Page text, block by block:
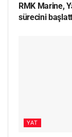
RMK Marine,
sürecini
YAT